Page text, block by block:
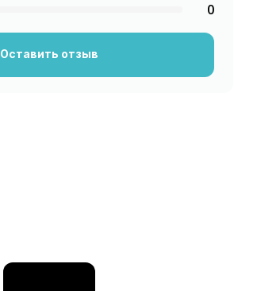
0
Оставить отзыв